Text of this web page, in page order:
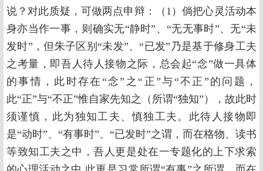
说？对此质疑，可做两点申辩：（1）倘把心灵活动本
身亦当作一事，则确实无“静时”、“无无事时”、无“未
发时”，但朱子区别“未发”、“已发”乃是基于修身工夫
之考量，即吾人待人接物之际，总会起“念”做一具体
的事情，此时存在“念”之“正”与“不正”的问题，
此“正”与“不正”惟自家先知之（所谓“独知”），故此时
须谨慎，此为独知工夫、慎独工夫。此待人接物即
是“动时”、“有事时”、“已发时”之谓，而在格物、读书
等致知工夫之中，吾人更是处在一专题化的上下求索